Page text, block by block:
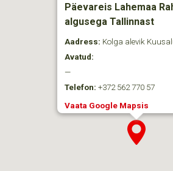
Päevareis Lahemaa
algusega Tallinnast
Aadress: Kolga alevik
Avatud:
—
Telefon: +372 562 770 57
Vaata Google Mapsis